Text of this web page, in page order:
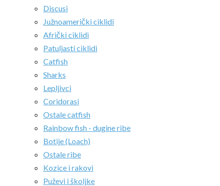
Discusi
Južnoamerički ciklidi
Afrički ciklidi
Patuljasti ciklidi
Catfish
Sharks
Lepljivci
Coridorasi
Ostale catfish
Rainbow fish - dugine ribe
Botije (Loach)
Ostale ribe
Kozice i rakovi
Puževi i školjke